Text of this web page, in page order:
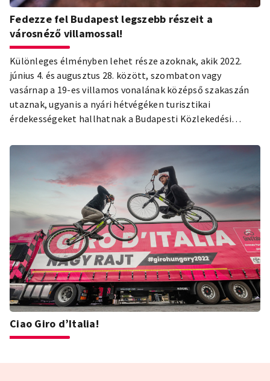
Fedezze fel Budapest legszebb részeit a
városnéző villamossal!
Különleges élményben lehet része azoknak, akik 2022.
június 4. és augusztus 28. között, szombaton vagy
vasárnap a 19-es villamos vonalának középső szakaszán
utaznak, ugyanis a nyári hétvégéken turisztikai
érdekességeket hallhatnak a Budapesti Közlekedési
Ciao Giro d’Italia!